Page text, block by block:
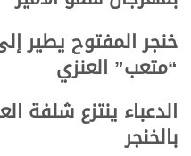
خنجر المفتوح يطير
“متعب” العنزي
الدعباء ينتزع شلفة
بالخنجر